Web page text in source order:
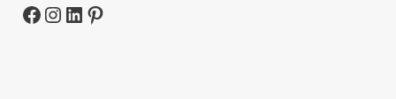
Facebook
Instagram
LinkedIn
Pinterest